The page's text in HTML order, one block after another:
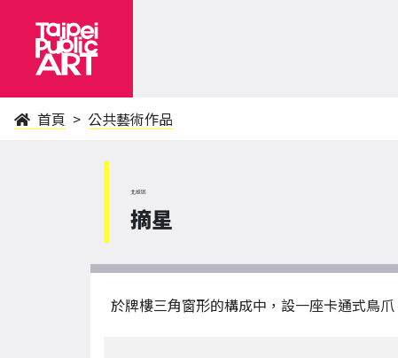
首頁 公共藝術作品
北投區
摘星
於牌樓三角窗形的構成中，設一座卡通式鳥